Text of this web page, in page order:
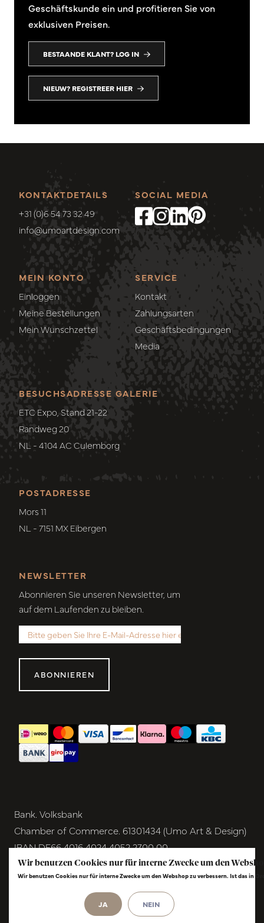
Geschäftskunde ein und profitieren Sie von
exklusiven Preisen.
BESTAANDE KLANT? LOG IN
NIEUW? REGISTREER HIER
KONTAKTDETAILS
+31 (0)6 54 73 32 49
info@umoartdesign.com
MEIN KONTO
Einloggen
Meine Bestellungen
Mein Wunschzettel
SERVICE
Kontakt
Zahlungsarten
Geschäftsbedingungen
Media
SOCIAL MEDIA
POSTADRESSE
Mors 11
NL - 7151 MX Eibergen
BESUCHSADRESSE GALERIE
ETC Expo, Stand 21-22
Randweg 20
NL - 4104 AC Culemborg
NEWSLETTER
Abonnieren Sie unseren Newsletter, um
auf dem Laufenden zu bleiben.
ABONNIEREN
Bank. Volksbank
Chamber of Commerce. 61301434 (Umo Art & Design)
IBAN DE66 4016 4024 4052 2700 00
BIC GENODEM1GRN
VAT NL854291040B01
© Copyright 2026 - Umo Art & Design |
Wir benutzen Cookies nur für interne Zwecke um den
Wir benutzen Cookies nur für interne Zwecke um den Webshop zu verbessern. Ist das in
JA NEIN